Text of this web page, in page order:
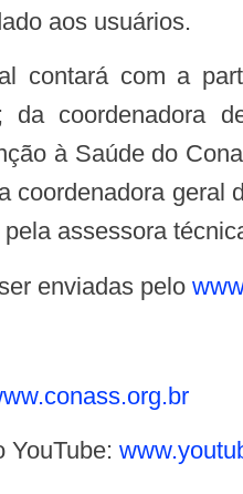
aos usuários.
da coordenadora
à Saúde do
coordenadora geral
assessora
enviadas pelo
YouTube: